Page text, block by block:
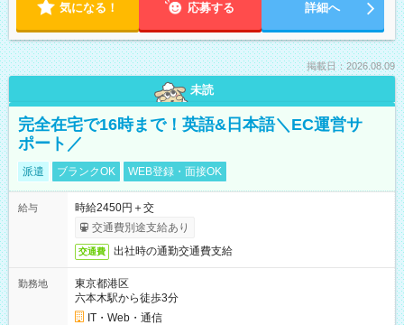
気になる！ 応募する 詳細へ
掲載日：2026.08.09
未読
完全在宅で16時まで！英語&日本語＼EC運営サ
ポート／
派遣 ブランクOK WEB登録・面接OK
給与
時給2450円＋交
交通費別途支給あり
交通費 出社時の通勤交通費支給
勤務地
東京都港区
六本木駅から徒歩3分
IT・Web・通信